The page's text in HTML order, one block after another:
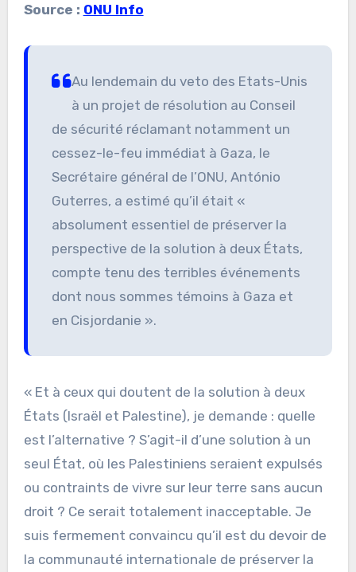
Source : ONU Info
Au lendemain du veto des Etats-Unis
à un projet de résolution au Conseil
de sécurité réclamant notamment un
cessez-le-feu immédiat à Gaza, le
Secrétaire général de l’ONU, António
Guterres, a estimé qu’il était «
absolument essentiel de préserver la
perspective de la solution à deux États,
compte tenu des terribles événements
dont nous sommes témoins à Gaza et
en Cisjordanie ».
« Et à ceux qui doutent de la solution à deux
États (Israël et Palestine), je demande : quelle
est l’alternative ? S’agit-il d’une solution à un
seul État, où les Palestiniens seraient expulsés
ou contraints de vivre sur leur terre sans aucun
droit ? Ce serait totalement inacceptable. Je
suis fermement convaincu qu’il est du devoir de
la communauté internationale de préserver la